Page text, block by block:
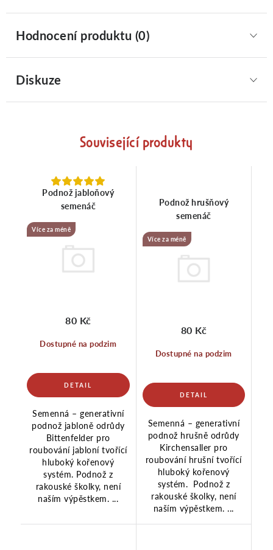
Hodnocení produktu (0)
Diskuze
Související produkty
Podnož jabloňový
semenáč
Více za méně
Dostupné na podzim
80 Kč
Semenná – generativní
podnož jabloně odrůdy
Bittenfelder pro
roubování jabloní tvořící
hluboký kořenový
systém. Podnož z
rakouské školky, není
naším výpěstkem. ...
Podnož hrušňový
semenáč
Více za méně
Dostupné na podzim
80 Kč
Semenná – generativní
podnož hrušně odrůdy
Kirchensaller pro
roubování hrušní tvořící
hluboký kořenový
systém. Podnož z
rakouské školky, není
naším výpěstkem. ...